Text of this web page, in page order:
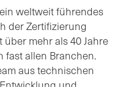
weltweit führendes
der Zertifizierung
mehr als 40 Jahre
fast allen Branchen.
aus technischen